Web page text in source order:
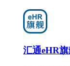
汇通eHR